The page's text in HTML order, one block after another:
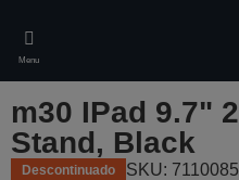
main
content
Menu
m30 IPad 9.7"
Stand, Black
Descontinuado SKU: 7110085